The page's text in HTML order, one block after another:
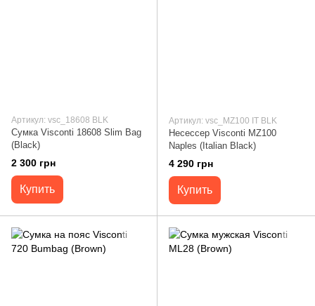
Артикул: vsc_18608 BLK
Сумка Visconti 18608 Slim Bag
(Black)
2 300 грн
Купить
Артикул: vsc_MZ100 IT BLK
Несессер Visconti MZ100
Naples (Italian Black)
4 290 грн
Купить